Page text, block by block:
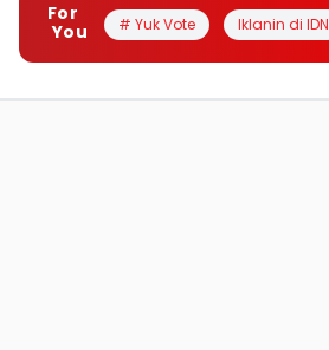
For
You
# Yuk Vote Iklanin di IDN